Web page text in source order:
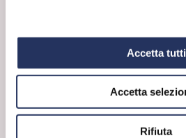
Accetta tutti
Accetta
Rifiuta
LA CHIMICA È...
Smartphone
ricerca e innovazione
Tre
3